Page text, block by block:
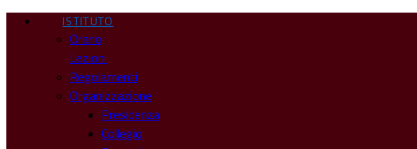
ISTITUTO
Orario
Lezioni
Regolamenti
Organizzazione
Presidenza
Collegio